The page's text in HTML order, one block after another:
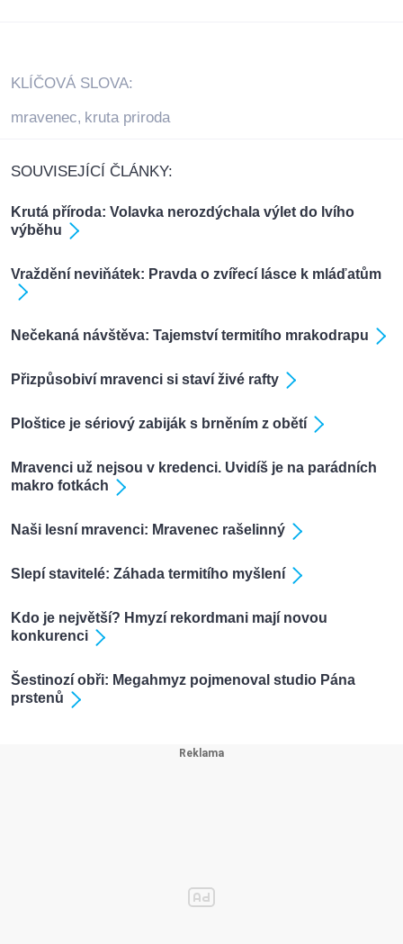
KLÍČOVÁ SLOVA:
mravenec, kruta priroda
SOUVISEJÍCÍ ČLÁNKY:
Krutá příroda: Volavka nerozdýchala výlet do lvího
výběhu
Vraždění neviňátek: Pravda o zvířecí lásce k mláďatům
Nečekaná návštěva: Tajemství termitího mrakodrapu
Přizpůsobiví mravenci si staví živé rafty
Ploštice je sériový zabiják s brněním z obětí
Mravenci už nejsou v kredenci. Uvidíš je na parádních
makro fotkách
Naši lesní mravenci: Mravenec rašelinný
Slepí stavitelé: Záhada termitího myšlení
Kdo je největší? Hmyzí rekordmani mají novou
konkurenci
Šestinozí obři: Megahmyz pojmenoval studio Pána
prstenů